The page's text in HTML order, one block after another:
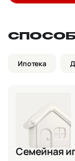
Ипотека
Семейная